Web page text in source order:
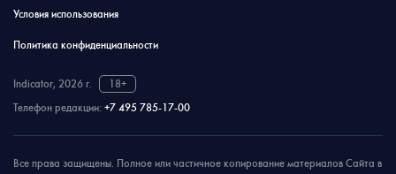
Условия использования
Политика конфиденциальности
Indicator, 2026 г.
18+
Телефон редакции: +7 495 785-17-00
Все права защищены. Полное или частичное копирование материалов Сайта в